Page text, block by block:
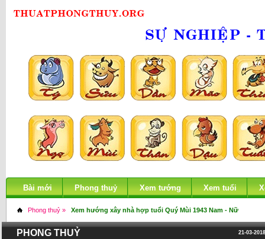
Bài mới Phong thuỷ Xem tướng Xem tuổi
Phong thuỷ » Xem hướng xây nhà hợp tuổi Quý Mùi 1943 Nam - Nữ
21-03-
PHONG THUỶ